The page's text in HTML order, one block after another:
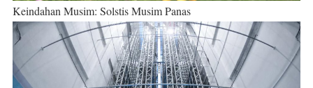
Keindahan Musim: Solstis Musim Panas